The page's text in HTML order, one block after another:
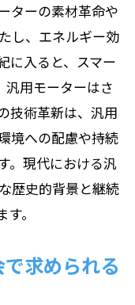
環境への貢献
と持続可能性
ー選びの重要
効率的な運用
よる運用効率
ターの効率向
ターの素材革命や
し、エネルギー効
に入ると、スマー
汎用モーターはさ
技術革新は、汎用
境への配慮や持続
。現代における汎
歴史的背景と継続
。
求められる